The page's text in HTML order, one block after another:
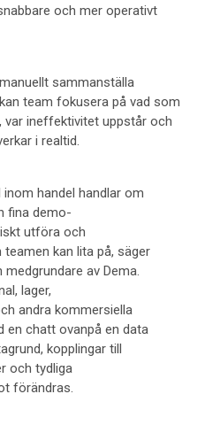
och mer operativt
sammanställa
team fokusera på vad som
var ineffektivitet uppstår och
i realtid.
handel handlar om
fina demo-
utföra och
kan lita på, säger
av Dema.
lager,
andra kommersiella
en chatt ovanpå en data
kopplingar till
och tydliga
förändras.